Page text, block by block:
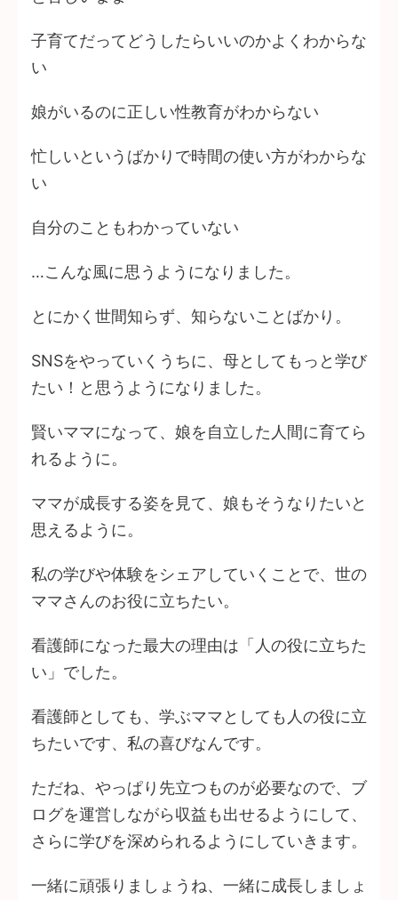
子育てだってどうしたらいいのかよくわからな
い
娘がいるのに正しい性教育がわからない
忙しいというばかりで時間の使い方がわからな
い
自分のこともわかっていない
…こんな風に思うようになりました。
とにかく世間知らず、知らないことばかり。
SNSをやっていくうちに、母としてもっと学び
たい！と思うようになりました。
賢いママになって、娘を自立した人間に育てら
れるように。
ママが成長する姿を見て、娘もそうなりたいと
思えるように。
私の学びや体験をシェアしていくことで、世の
ママさんのお役に立ちたい。
看護師になった最大の理由は「人の役に立ちた
い」でした。
看護師としても、学ぶママとしても人の役に立
ちたいです、私の喜びなんです。
ただね、やっぱり先立つものが必要なので、ブ
ログを運営しながら収益も出せるようにして、
さらに学びを深められるようにしていきます。
一緒に頑張りましょうね、一緒に成長しましょ